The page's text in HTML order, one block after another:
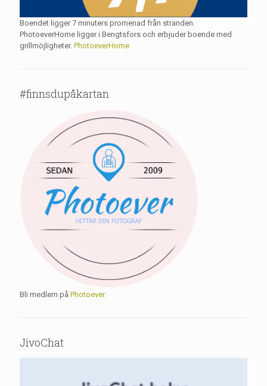
Boendet ligger 7 minuters promenad från stranden.
PhotoeverHome ligger i Bengtsfors och erbjuder boende med
grillmöjligheter. PhotoeverHome
#finnsdupåkartan
Bli medlem på Photoever.
JivoChat